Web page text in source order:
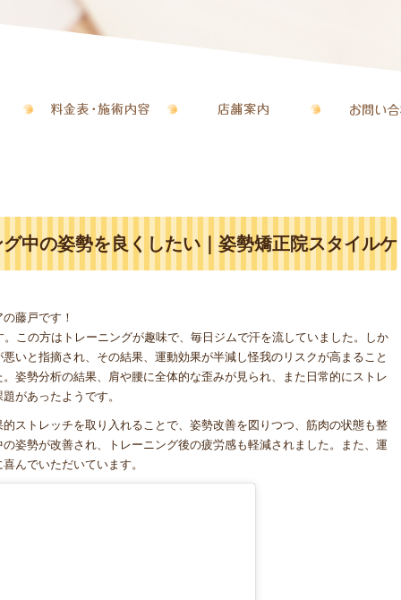
中の姿勢を良くしたい｜姿勢矯正院スタイルケ
藤戸です！
この方はトレーニングが趣味で、毎日ジムで汗を流していました。しか
いと指摘され、その結果、運動効果が半減し怪我のリスクが高まること
姿勢分析の結果、肩や腰に全体的な歪みが見られ、また日常的にストレ
があったようです。
ストレッチを取り入れることで、姿勢改善を図りつつ、筋肉の状態も整
姿勢が改善され、トレーニング後の疲労感も軽減されました。また、運
んでいただいています。